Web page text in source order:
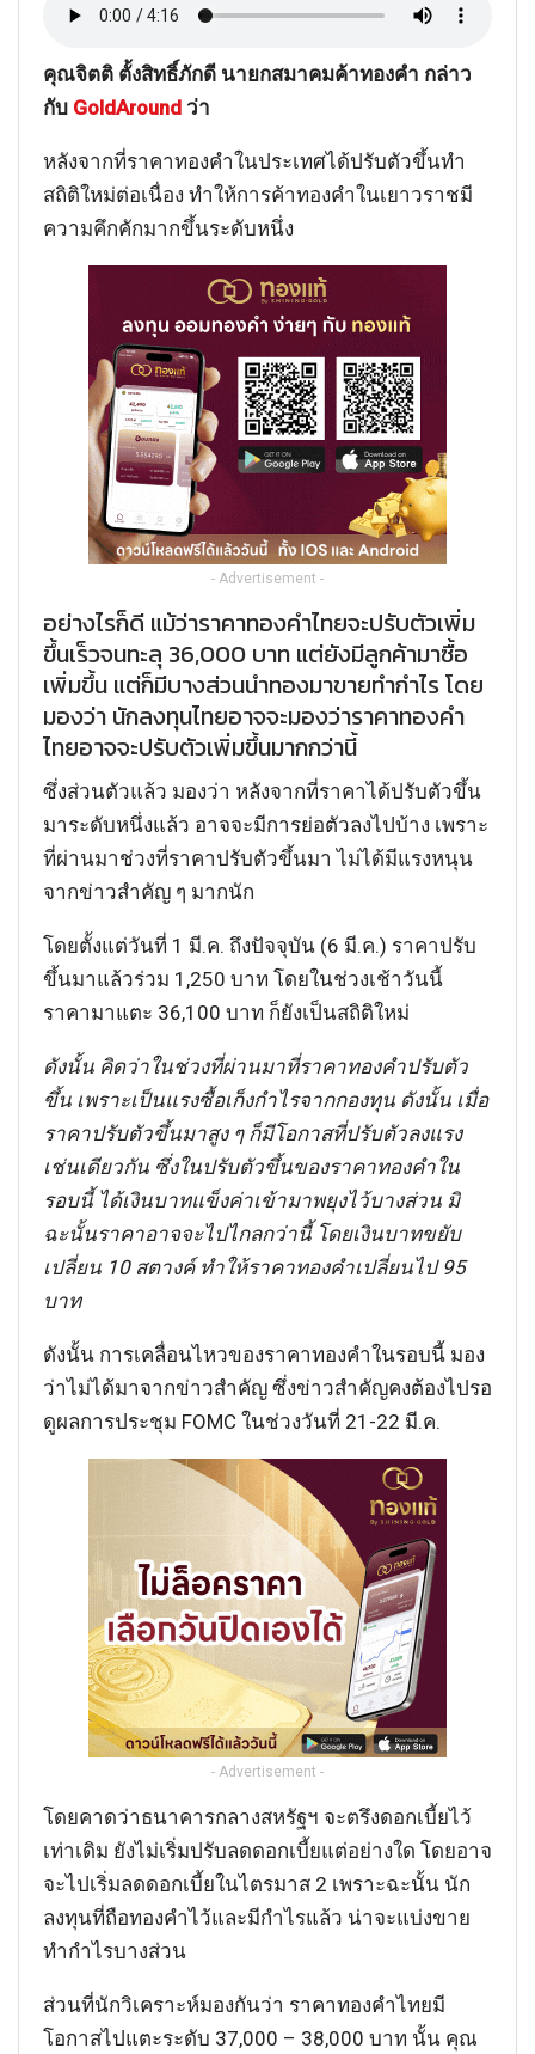
คุณจิตติ ตั้งสิทธิ์ภักดี นายกสมาคมค้าทองคำ กล่าว
กับ GoldAround ว่า
หลังจากที่ราคาทองคำในประเทศได้ปรับตัวขึ้นทำ
สถิติใหม่ต่อเนื่อง ทำให้การค้าทองคำในเยาวราชมี
ความคึกคักมากขึ้นระดับหนึ่ง
- Advertisement -
อย่างไรก็ดี แม้ว่าราคาทองคำไทยจะปรับตัวเพิ่ม
ขึ้นเร็วจนทะลุ 36,000 บาท แต่ยังมีลูกค้ามาซื้อ
เพิ่มขึ้น แต่ก็มีบางส่วนนำทองมาขายทำกำไร โดย
มองว่า นักลงทุนไทยอาจจะมองว่าราคาทองคำ
ไทยอาจจะปรับตัวเพิ่มขึ้นมากกว่านี้
ซึ่งส่วนตัวแล้ว มองว่า หลังจากที่ราคาได้ปรับตัวขึ้น
มาระดับหนึ่งแล้ว อาจจะมีการย่อตัวลงไปบ้าง เพราะ
ที่ผ่านมาช่วงที่ราคาปรับตัวขึ้นมา ไม่ได้มีแรงหนุน
จากข่าวสำคัญ ๆ มากนัก
โดยตั้งแต่วันที่ 1 มี.ค. ถึงปัจจุบัน (6 มี.ค.) ราคาปรับ
ขึ้นมาแล้วร่วม 1,250 บาท โดยในช่วงเช้าวันนี้
ราคามาแตะ 36,100 บาท ก็ยังเป็นสถิติใหม่
ดังนั้น คิดว่าในช่วงที่ผ่านมาที่ราคาทองคำปรับตัว
ขึ้น เพราะเป็นแรงซื้อเก็งกำไรจากกองทุน ดังนั้น เมื่อ
ราคาปรับตัวขึ้นมาสูง ๆ ก็มีโอกาสที่ปรับตัวลงแรง
เช่นเดียวกัน ซึ่งในปรับตัวขึ้นของราคาทองคำใน
รอบนี้ ได้เงินบาทแข็งค่าเข้ามาพยุงไว้บางส่วน มิ
ฉะนั้นราคาอาจจะไปไกลกว่านี้ โดยเงินบาทขยับ
เปลี่ยน 10 สตางค์ ทำให้ราคาทองคำเปลี่ยนไป 95
บาท
ดังนั้น การเคลื่อนไหวของราคาทองคำในรอบนี้ มอง
ว่าไม่ได้มาจากข่าวสำคัญ ซึ่งข่าวสำคัญคงต้องไปรอ
ดูผลการประชุม FOMC ในช่วงวันที่ 21-22 มี.ค.
- Advertisement -
โดยคาดว่าธนาคารกลางสหรัฐฯ จะตรึงดอกเบี้ยไว้
เท่าเดิม ยังไม่เริ่มปรับลดดอกเบี้ยแต่อย่างใด โดยอาจ
จะไปเริ่มลดดอกเบี้ยในไตรมาส 2 เพราะฉะนั้น นัก
ลงทุนที่ถือทองคำไว้และมีกำไรแล้ว น่าจะแบ่งขาย
ทำกำไรบางส่วน
ส่วนที่นักวิเคราะห์มองกันว่า ราคาทองคำไทยมี
โอกาสไปแตะระดับ 37,000 – 38,000 บาท นั้น คุณ